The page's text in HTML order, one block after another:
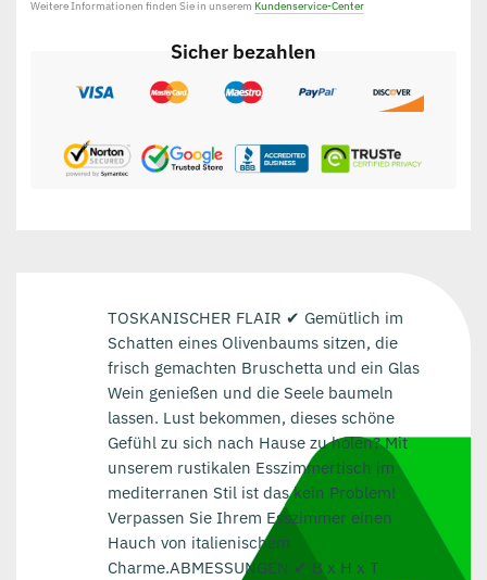
Weitere Informationen finden Sie in unserem Kundenservice-Center
Sicher bezahlen
TOSKANISCHER FLAIR ✔ Gemütlich im
Schatten eines Olivenbaums sitzen, die
frisch gemachten Bruschetta und ein Glas
Wein genießen und die Seele baumeln
lassen. Lust bekommen, dieses schöne
Gefühl zu sich nach Hause zu holen? Mit
unserem rustikalen Esszimmertisch im
mediterranen Stil ist das kein Problem!
Verpassen Sie Ihrem Esszimmer einen
Hauch von italienischem
Charme.ABMESSUNGEN ✔ B x H x T